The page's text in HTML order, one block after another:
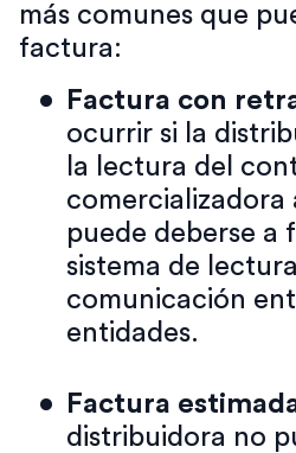
más comunes que
factura:
Factura con
ocurrir si la
la lectura del
comercializadora
puede deberse a
sistema de
comunicación
entidades.
Factura
distribuidora no